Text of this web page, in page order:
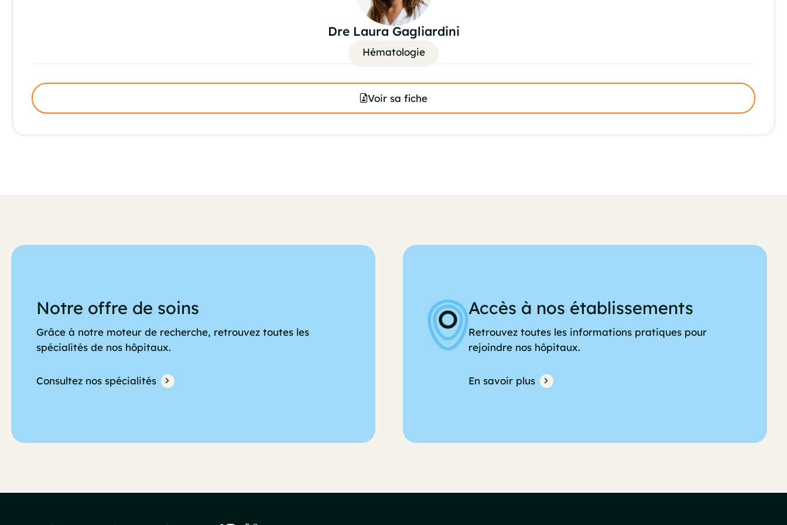
Dre Laura Gagliardini
Hématologie
Voir sa fiche
Notre offre de soins
Grâce à notre moteur de recherche, retrouvez toutes les
spécialités de nos hôpitaux.
Consultez nos spécialités
Accès à nos établissements
Retrouvez toutes les informations pratiques pour
rejoindre nos hôpitaux.
En savoir plus